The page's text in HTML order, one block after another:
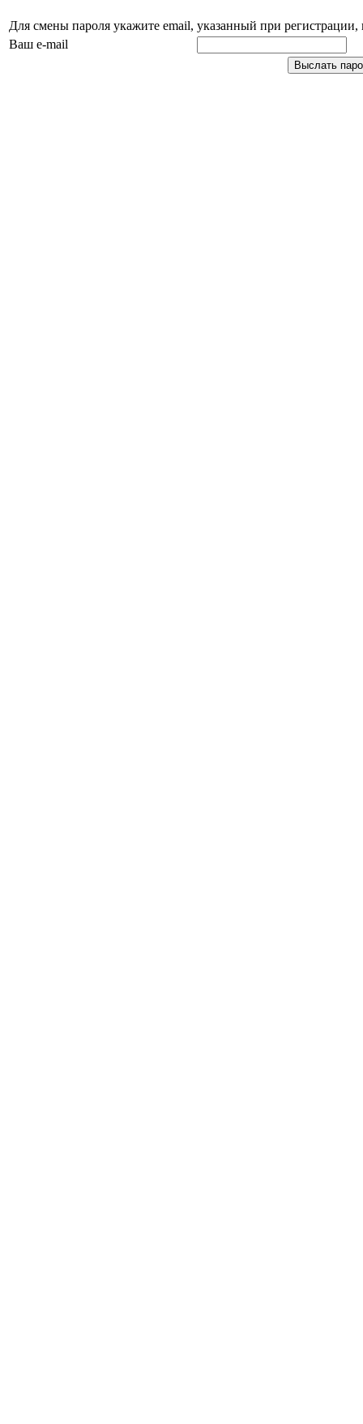
Для смены пароля укажите email, указанный при
Ваш e-mail